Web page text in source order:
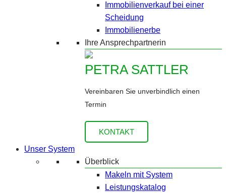
Immobilienverkauf bei einer
Scheidung
Immobilienerbe
Ihre Ansprechpartnerin
PETRA SATTLER
Vereinbaren Sie unverbindlich einen
Termin
KONTAKT
Unser System
Überblick
Makeln mit System
Leistungskatalog